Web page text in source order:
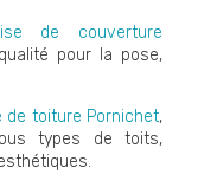
de couverture
pour la pose,
toiture Pornichet,
types de toits,